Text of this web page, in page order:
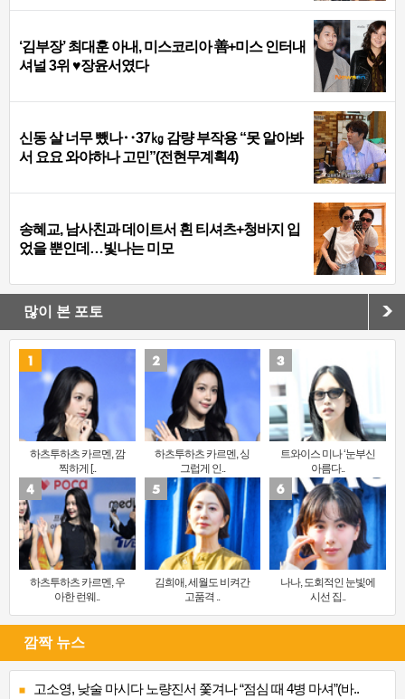
‘김부장’ 최대훈 아내, 미스코리아 善+미스 인터내
셔널 3위 ♥장윤서였다
신동 살 너무 뺐나‥37㎏ 감량 부작용 “못 알아봐
서 요요 와야하나 고민”(전현무계획4)
송혜교, 남사친과 데이트서 흰 티셔츠+청바지 입
었을 뿐인데…빛나는 미모
많이 본 포토
하츠투하츠 카르멘, 깜
찍하게 [..
하츠투하츠 카르멘, 싱
그럽게 인..
트와이스 미나 ‘눈부신
아름다..
하츠투하츠 카르멘, 우
아한 런웨..
김희애, 세월도 비켜간
고품격 ..
나나, 도회적인 눈빛에
시선 집..
깜짝 뉴스
고소영, 낮술 마시다 노량진서 쫓겨나 “점심 때 4병 마셔”(바..